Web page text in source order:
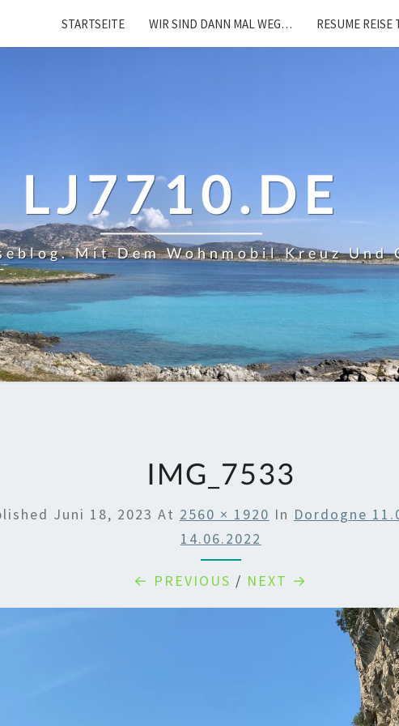
STARTSEITE WIR SIND DANN MAL WEG… RESUME REISE
LJ7710.DE
Mit Dem Wohnmobil Kreuz Und
IMG_7533
Juni 18, 2023 At 2560 × 1920 In Dordogne
14.06.2022
← PREVIOUS / NEXT →